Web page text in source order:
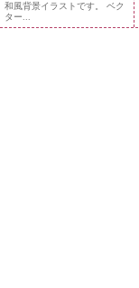
和風背景イラストです。 ベク
ター...